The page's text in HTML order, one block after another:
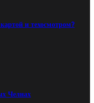
и техосмотром?
Челнах